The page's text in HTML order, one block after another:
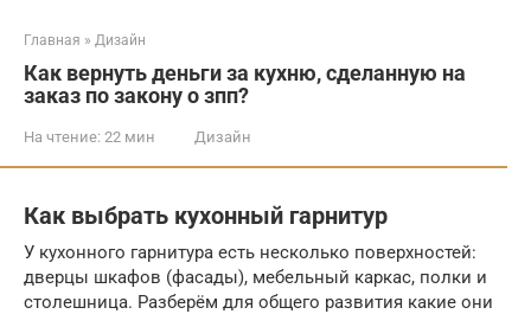
Главная » Дизайн
Как вернуть деньги за кухню, сделанную на
заказ по закону о зпп?
На чтение: 22 мин Дизайн
Как выбрать кухонный гарнитур
У кухонного гарнитура есть несколько поверхностей:
дверцы шкафов (фасады), мебельный каркас, полки и
столешница. Разберём для общего развития какие они